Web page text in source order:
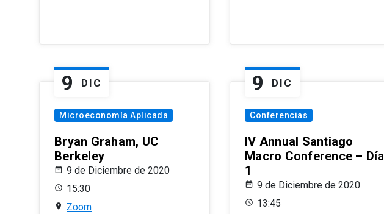
9 DIC
Microeconomía Aplicada
Bryan Graham, UC
Berkeley
9 de Diciembre de 2020
15:30
Zoom
9 DIC
Conferencias
IV Annual Santiago
Macro Conference – Día
1
9 de Diciembre de 2020
13:45